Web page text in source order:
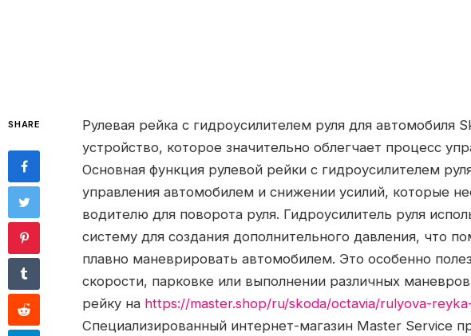
SHARE
Рулевая рейка с гидроусилителем руля для автомобиля
устройство, которое значительно облегчает процесс
Основная функция рулевой рейки с гидроусилителем
управления автомобилем и снижении усилий, которые
водителю для поворота руля. Гидроусилитель руля
систему для создания дополнительного давления, что
плавно маневрировать автомобилем. Это особенно
скорости, парковке или выполнении различных
рейку на https://master.shop/ru/skoda/octavia/rulyova-
Специализированный интернет-магазин Master Service